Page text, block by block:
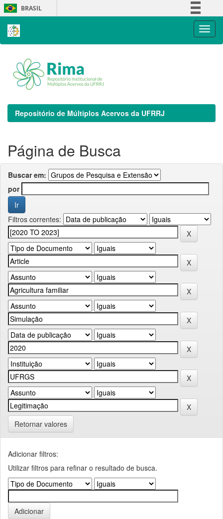
Skip
navigation
BRASIL
Repositório de Múltiplos Acervos da UFRRJ
Página de Busca
Buscar em:
por
Filtros correntes:
Retornar valores
Adicionar filtros:
Utilizar filtros para refinar o resultado de busca.